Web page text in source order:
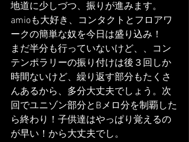
地道に少しづつ、振りが進みます。
amioも大好き、コンタクトとフロアワ
ークの簡単な奴を今日は盛り込み！
まだ半分も行っていないけど、、コン
テンポラリーの振り付けは後３回しか
時間ないけど、繰り返す部分もたくさ
んあるから、多分大丈夫でしょう。次
回でユニゾン部分とBメロ分を制覇した
ら終わり！子供達はやっぱり覚えるの
が早い！から大丈夫でし。